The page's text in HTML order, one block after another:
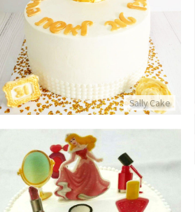
Sally Cake
עוגת יום הולדת לאמא
פרטים נוספים